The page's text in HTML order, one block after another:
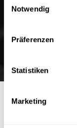
Notwendig
Präferenzen
Statistiken
Marketing
Tauchen Sie mit